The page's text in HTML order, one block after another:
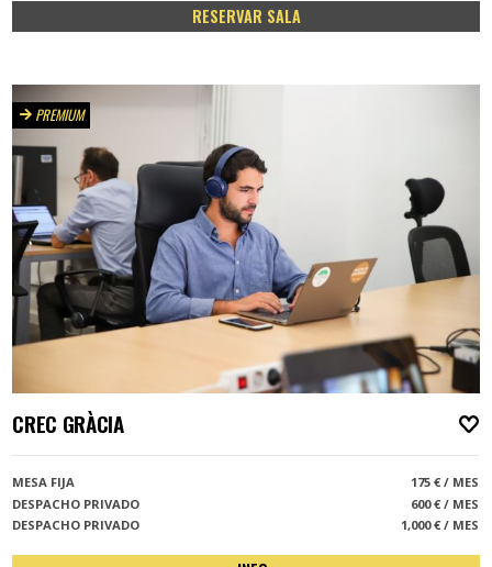
RESERVAR SALA
PREMIUM
CREC GRÀCIA
MESA FIJA
175 € / MES
DESPACHO PRIVADO
600 € / MES
DESPACHO PRIVADO
1,000 € / MES